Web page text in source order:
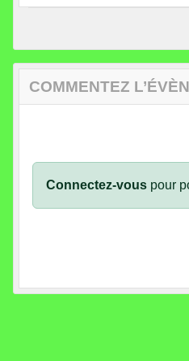
COMMENTEZ
Connectez-vous pour